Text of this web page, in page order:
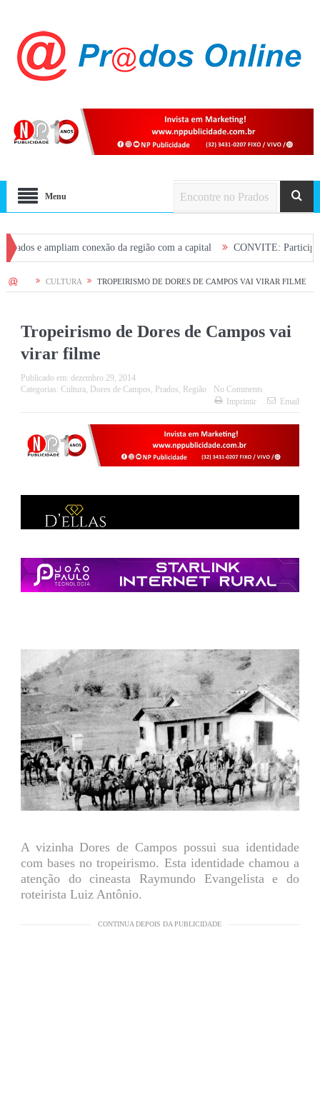
Menu
conexão da região com a capital CONVITE: Participe da
HOME CULTURA TROPEIRISMO DE DORES DE CAMPOS VAI VIRAR FILME
Tropeirismo de Dores de Campos vai
virar filme
Publicado em: dezembro 29, 2014
Categorias: Cultura, Dores de Campos, Prados, Região
No Comments
Imprimir
Email
A vizinha Dores de Campos possui sua identidade
com bases no tropeirismo. Esta identidade chamou a
atenção do cineasta Raymundo Evangelista e do
roteirista Luiz Antônio.
CONTINUA DEPOIS DA PUBLICIDADE